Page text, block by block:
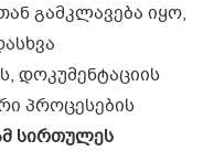
გამკლავება იყო,
დოკუმენტაციის
პროცესების
სირთულეს